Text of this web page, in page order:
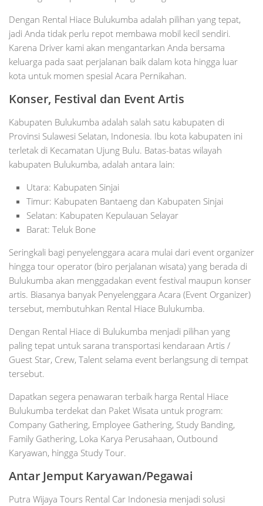
Dengan Rental Hiace Bulukumba adalah pilihan yang tepat,
jadi Anda tidak perlu repot membawa mobil kecil sendiri.
Karena Driver kami akan mengantarkan Anda bersama
keluarga pada saat perjalanan baik dalam kota hingga luar
kota untuk momen spesial Acara Pernikahan.
Konser, Festival dan Event Artis
Kabupaten Bulukumba adalah salah satu kabupaten di
Provinsi Sulawesi Selatan, Indonesia. Ibu kota kabupaten ini
terletak di Kecamatan Ujung Bulu. Batas-batas wilayah
kabupaten Bulukumba, adalah antara lain:
Utara: Kabupaten Sinjai
Timur: Kabupaten Bantaeng dan Kabupaten Sinjai
Selatan: Kabupaten Kepulauan Selayar
Barat: Teluk Bone
Seringkali bagi penyelenggara acara mulai dari event organizer
hingga tour operator (biro perjalanan wisata) yang berada di
Bulukumba akan menggadakan event festival maupun konser
artis. Biasanya banyak Penyelenggara Acara (Event Organizer)
tersebut, membutuhkan Rental Hiace Bulukumba.
Dengan Rental Hiace di Bulukumba menjadi pilihan yang
paling tepat untuk sarana transportasi kendaraan Artis /
Guest Star, Crew, Talent selama event berlangsung di tempat
tersebut.
Dapatkan segera penawaran terbaik harga Rental Hiace
Bulukumba terdekat dan Paket Wisata untuk program:
Company Gathering, Employee Gathering, Study Banding,
Family Gathering, Loka Karya Perusahaan, Outbound
Karyawan, hingga Study Tour.
Antar Jemput Karyawan/Pegawai
Putra Wijaya Tours Rental Car Indonesia menjadi solusi